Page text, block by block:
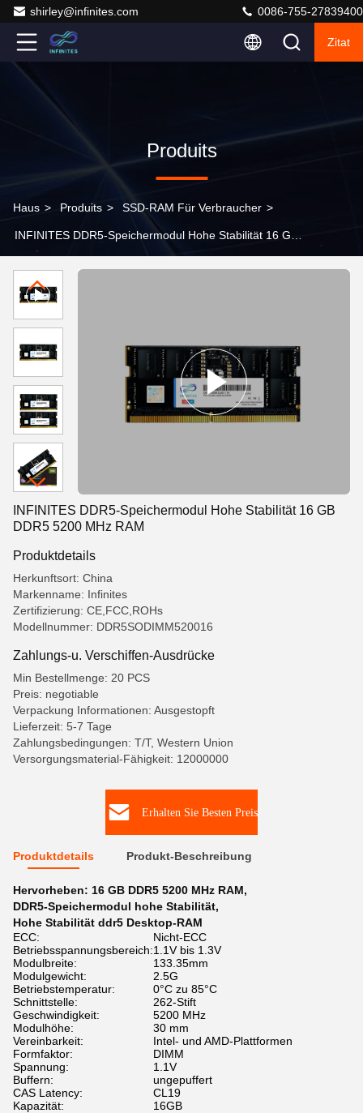
shirley@infinites.com 0086-755-27839400
Zitat
Produits
Haus > Produits > SSD-RAM Für Verbraucher >
INFINITES DDR5-Speichermodul Hohe Stabilität 16 GB
INFINITES DDR5-Speichermodul Hohe Stabilität 16 GB
DDR5 5200 MHz RAM
Produktdetails
Herkunftsort: China
Markenname: Infinites
Zertifizierung: CE,FCC,ROHs
Modellnummer: DDR5SODIMM520016
Zahlungs-u. Verschiffen-Ausdrücke
Min Bestellmenge: 20 PCS
Preis: negotiable
Verpackung Informationen: Ausgestopft
Lieferzeit: 5-7 Tage
Zahlungsbedingungen: T/T, Western Union
Versorgungsmaterial-Fähigkeit: 12000000
Erhalten Sie Besten Preis
Produktdetails Produkt-Beschreibung
Hervorheben: 16 GB DDR5 5200 MHz RAM,
DDR5-Speichermodul hohe Stabilität,
Hohe Stabilität ddr5 Desktop-RAM
ECC:
Nicht-ECC
Betriebsspannungsbereich:1.1V bis 1.3V
Modulbreite:
133.35mm
Modulgewicht:
2.5G
Betriebstemperatur:
0°C zu 85°C
Schnittstelle:
262-Stift
Geschwindigkeit:
5200 MHz
Modulhöhe:
30 mm
Vereinbarkeit:
Intel- und AMD-Plattformen
Formfaktor:
DIMM
Spannung:
1.1V
Buffern:
ungepuffert
CAS Latency:
CL19
Kapazität:
16GB